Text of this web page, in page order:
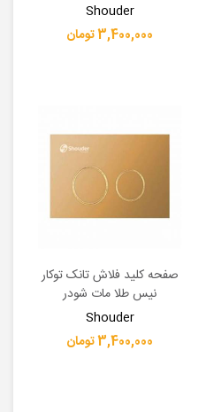
Shouder
3,400,000 تومان
صفحه کلید فلاش تانک توکار
نیس طلا مات شودر
Shouder
3,400,000 تومان